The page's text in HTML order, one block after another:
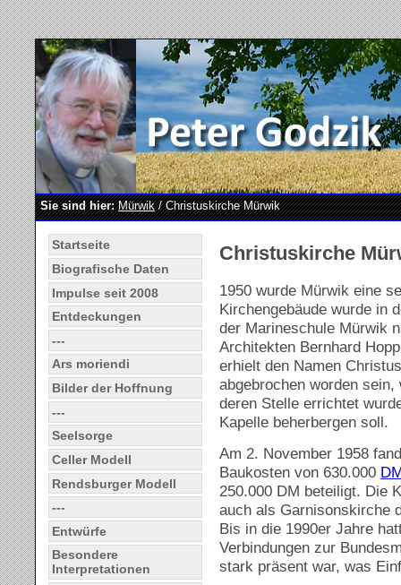
Sie sind hier: Mürwik/ Christuskirche Mürwik
Startseite
Biografische Daten
Impulse seit 2008
Entdeckungen
---
Ars moriendi
Bilder der Hoffnung
---
Seelsorge
Celler Modell
Rendsburger Modell
---
Entwürfe
Besondere
Interpretationen
Christuskirche
1950 wurde Mürwik eine
Kirchengebäude wurde in
der Marineschule Mürwik
Architekten Bernhard
erhielt den Namen
abgebrochen worden
deren Stelle errichtet
Kapelle beherbergen soll.
Am 2. November 1958
Baukosten von 630.000
250.000 DM beteiligt. Die
auch als Garnisonskirche
Bis in die 1990er Jahre
Verbindungen zur
stark präsent war, was